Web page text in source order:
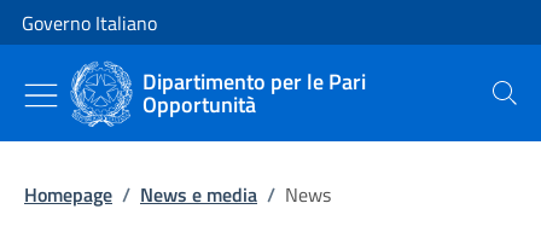
Vai al contenuto
Vai alla navigazione del sito
Governo Italiano
Dipartimento per le Pari
Opportunità Cerca
Homepage / News e media / News